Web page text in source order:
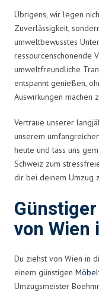
Übrigens, wir legen
Zuverlässigkeit,
umweltbewusstes
ressourcenschonende
umweltfreundliche
entspannt genießen,
Auswirkungen machen
Vertraue unserer
unserem
heute und lass uns
Schweiz zum
dir bei deinem Umzug
von Wien
Du ziehst von Wien in
einem günstigen
Umzugsmeister